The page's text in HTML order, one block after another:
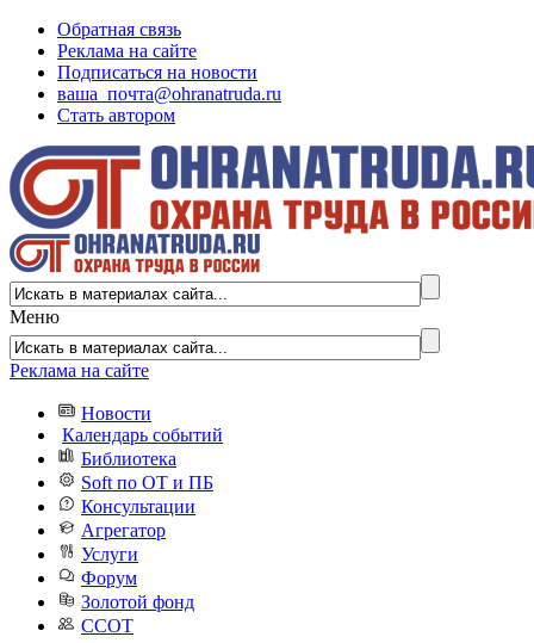
Обратная связь
Реклама на сайте
Подписаться на новости
ваша_почта@ohranatruda.ru
Стать автором
Меню
Реклама на сайте
Новости
Календарь событий
Библиотека
Soft по ОТ и ПБ
Консультации
Агрегатор
Услуги
Форум
Золотой фонд
ССОТ